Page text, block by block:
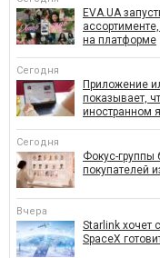
EVA.UA
на платформе
Сегодня
Приложение
показывает,
иностранном
Сегодня
Фокус-группы
покупателей
Вчера
Starlink хочет
SpaceX